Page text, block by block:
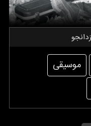
موسیقی